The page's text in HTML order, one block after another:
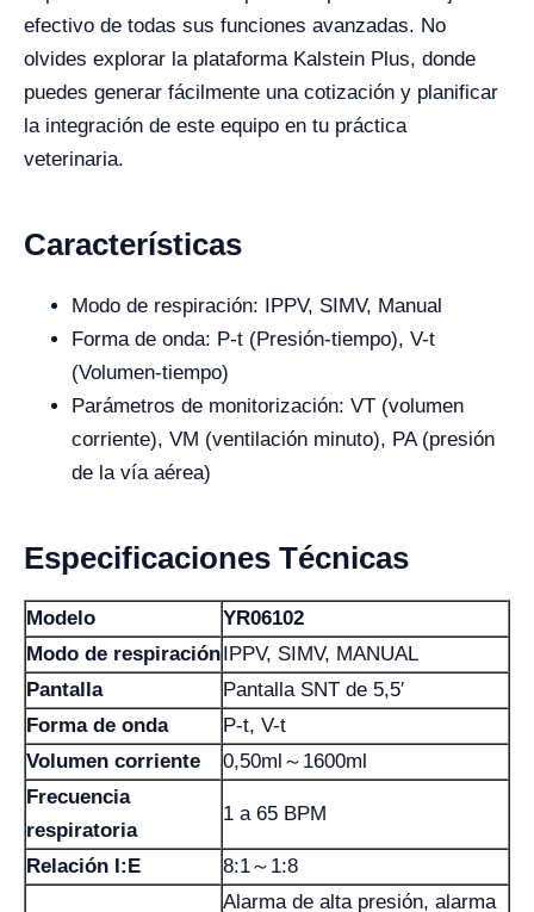
efectivo de todas sus funciones avanzadas. No
olvides explorar la plataforma Kalstein Plus, donde
puedes generar fácilmente una cotización y planificar
la integración de este equipo en tu práctica
veterinaria.
Características
Modo de respiración: IPPV, SIMV, Manual
Forma de onda: P-t (Presión-tiempo), V-t
(Volumen-tiempo)
Parámetros de monitorización: VT (volumen
corriente), VM (ventilación minuto), PA (presión
de la vía aérea)
Especificaciones Técnicas
Modelo
YR06102
Modo de respiraciónIPPV, SIMV, MANUAL
Pantalla
Pantalla SNT de 5,5′
Forma de onda
P-t, V-t
Volumen corriente
0,50ml～1600ml
Frecuencia
respiratoria
1 a 65 BPM
Relación I:E 8:1～1:8
Alarma de alta presión, alarma